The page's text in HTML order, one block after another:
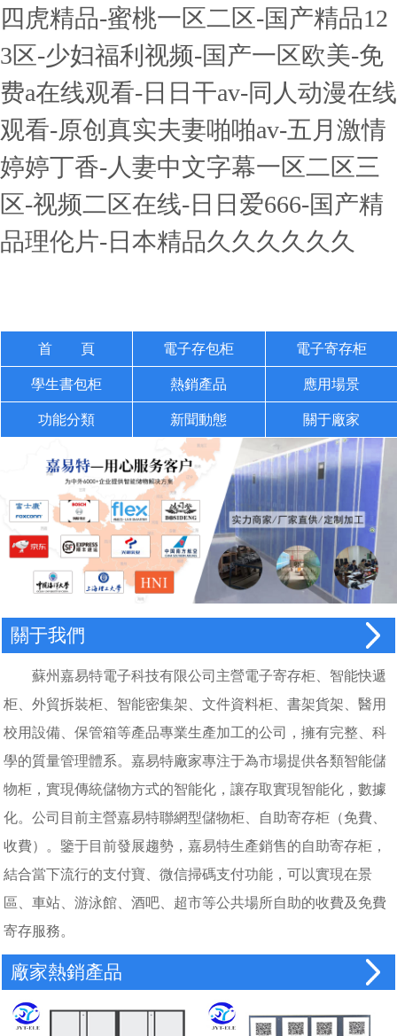
四虎精品-蜜桃一区二区-国产精品12
3区-少妇福利视频-国产一区欧美-免
费a在线观看-日日干av-同人动漫在线
观看-原创真实夫妻啪啪av-五月激情
婷婷丁香-人妻中文字幕一区二区三
区-视频二区在线-日日爱666-国产精
品理伦片-日本精品久久久久久久
首 頁 電子存包柜 電子寄存柜
學生書包柜 熱銷產品 應用場景
功能分類 新聞動態 關于廠家
關于我們
蘇州嘉易特電子科技有限公司主營電子寄存柜、智能快遞
柜、外貿拆裝柜、智能密集架、文件資料柜、書架貨架、醫用
校用設備、保管箱等產品專業生產加工的公司，擁有完整、科
學的質量管理體系。嘉易特廠家專注于為市場提供各類智能儲
物柜，實現傳統儲物方式的智能化，讓存取實現智能化，數據
化。公司目前主營嘉易特聯網型儲物柜、自助寄存柜（免費、
收費）。鑒于目前發展趨勢，嘉易特生產銷售的自助寄存柜，
結合當下流行的支付寶、微信掃碼支付功能，可以實現在景
區、車站、游泳館、酒吧、超市等公共場所自助的收費及免費
寄存服務。
廠家熱銷產品